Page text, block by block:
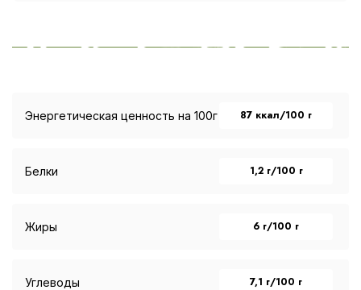
Энергетическая ценность на 100г 87 ккал/100 г
Белки 1,2 г/100 г
Жиры 6 г/100 г
Углеводы 7,1 г/100 г